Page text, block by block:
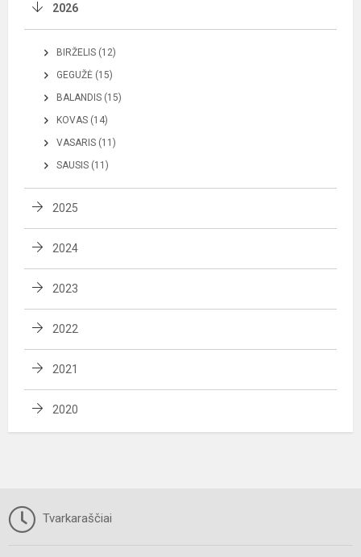
2026
BIRŽELIS (12)
GEGUŽĖ (15)
BALANDIS (15)
KOVAS (14)
VASARIS (11)
SAUSIS (11)
2025
2024
2023
2022
2021
2020
Tvarkaraščiai